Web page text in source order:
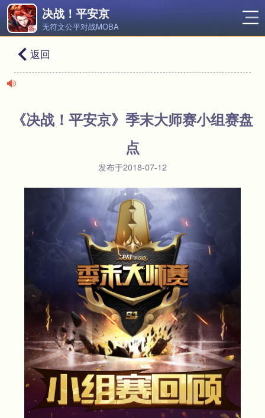
决战！平安京
无符文公平对战MOBA
返回
《决战！平安京》季末大师赛小组赛盘
点
发布于2018-07-12